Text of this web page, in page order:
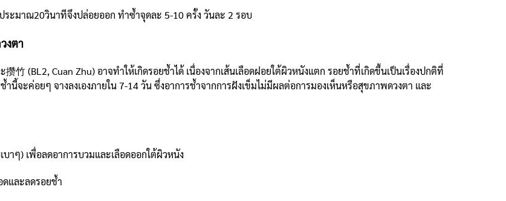
ประมาณ20วินาทีจึงปล่อยออก ทำซ้ำจุดละ 5-10 ครั้ง วันละ 2 รอบ
งตา
竹 (BL2, Cuan Zhu) อาจทำให้เกิดรอยช้ำได้ เนื่องจากเส้นเลือดฝอยใต้ผิวหนังแตก รอยช้ำที่เกิดขึ้นเป็นเรื่องปกติที่
นี้จะค่อยๆ จางลงเองภายใน 7-14 วัน ซึ่งอาการช้ำจากการฝังเข็มไม่มีผลต่อการมองเห็นหรือสุขภาพดวงตา และ
าๆ) เพื่อลดอาการบวมและเลือดออกใต้ผิวหนัง
ดและลดรอยช้ำ